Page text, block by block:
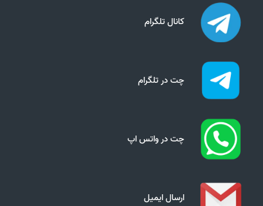
کانال تلگرام
چت در تلگرام
چت در واتس اپ
ارسال ایمیل